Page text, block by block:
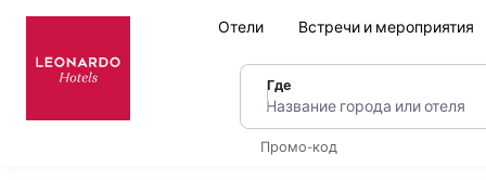
Отели Встречи и мероприятия
Где
Название города или
Промо-код